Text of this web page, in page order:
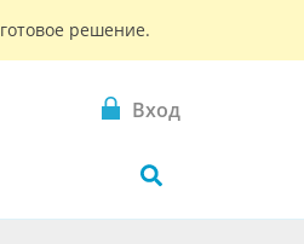
решение.
Вход